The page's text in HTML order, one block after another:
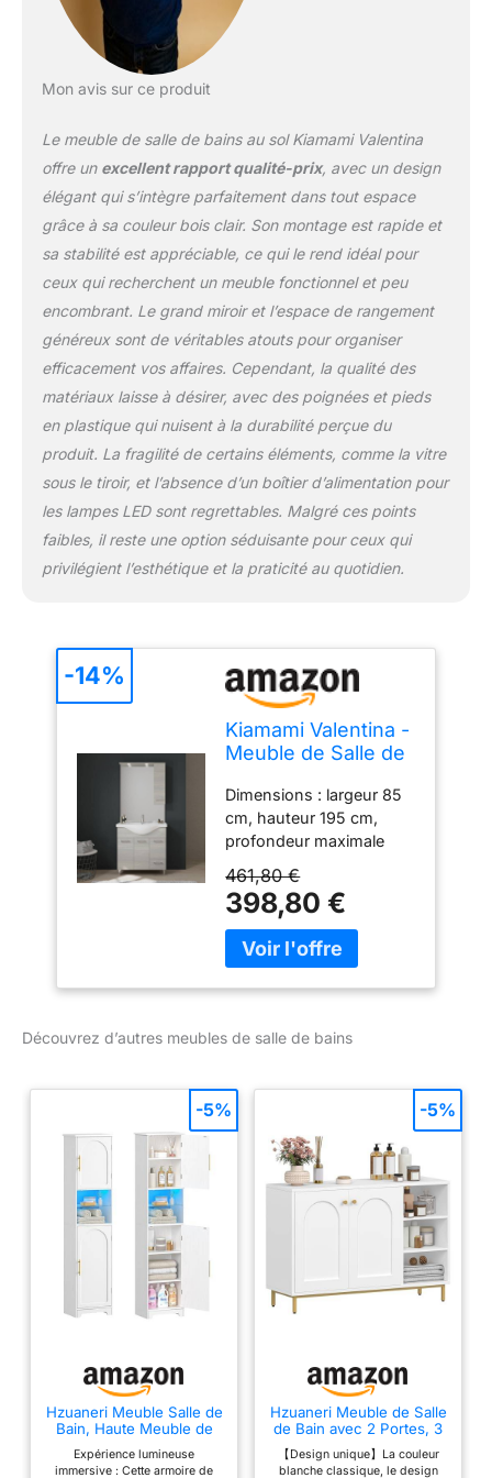
Mon avis sur ce produit
Le meuble de salle de bains au sol Kiamami Valentina
offre un excellent rapport qualité-prix, avec un design
élégant qui s’intègre parfaitement dans tout espace
grâce à sa couleur bois clair. Son montage est rapide et
sa stabilité est appréciable, ce qui le rend idéal pour
ceux qui recherchent un meuble fonctionnel et peu
encombrant. Le grand miroir et l’espace de rangement
généreux sont de véritables atouts pour organiser
efficacement vos affaires. Cependant, la qualité des
matériaux laisse à désirer, avec des poignées et pieds
en plastique qui nuisent à la durabilité perçue du
produit. La fragilité de certains éléments, comme la vitre
sous le tiroir, et l’absence d’un boîtier d’alimentation pour
les lampes LED sont regrettables. Malgré ces points
faibles, il reste une option séduisante pour ceux qui
privilégient l’esthétique et la praticité au quotidien.
Kiamami Valentina -
Meuble de Salle de
cm avec Portes et
tiroir en chêne Gris,
Miroir avec Placard
Suspendu
Dimensions : largeur 85
cm, hauteur 195 cm,
profondeur maximale
structure en bois plaqué
avec des bords en ABS ;
lavabo en céramique.
Finition : chêne gris ;
assemblée. Le lavabo est
robinet et d'une trop-
plein. Le miroir est doté
d'une armoire murale
latérale et de spots LED
intégrés. L'offre n'inclut
pas le robinet ni le
461,80 €
398,80 €
-14%
Découvrez d’autres meubles de salle de bains
Hzuaneri Meuble Salle de
Bain, Haute Meuble de
Éclairage, Armoire sur
Expérience lumineuse
immersive : Cette armoire de
-5%
Hzuaneri Meuble de Salle
de Bain avec 2 Portes, 3
Compartiments Ouverts
【Design unique】La couleur
blanche classique, le design
-5%